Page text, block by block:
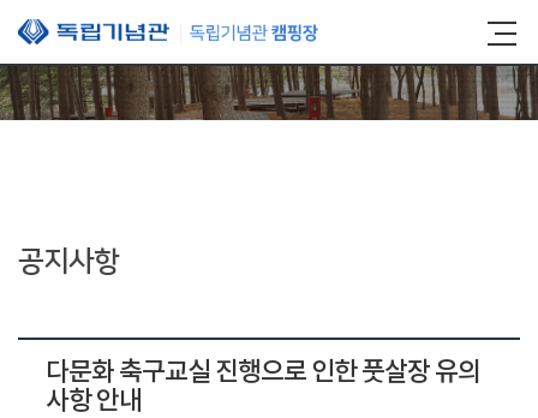
본문 바로가기
공지사항
다문화 축구교실 진행으로 인한 풋살장 유의
사항 안내